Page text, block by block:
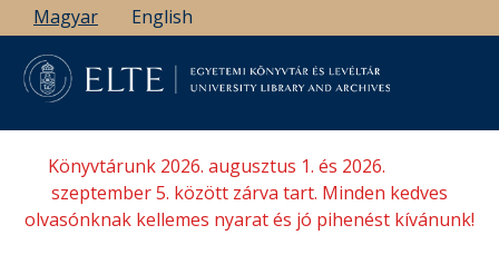
Ugrás
a
tartalomra
Magyar English
Könyvtárunk 2026. augusztus 1. és 2026.
szeptember 5. között zárva tart. Minden kedves
olvasónknak kellemes nyarat és jó pihenést kívánunk!